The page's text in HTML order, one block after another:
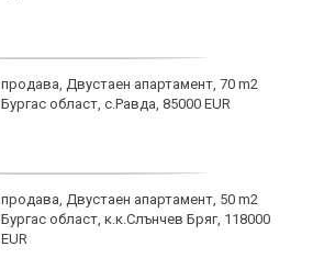
продава, Двустаен апартамент, 70 m2
Бургас област, с.Равда, 85000 EUR
продава, Двустаен апартамент, 50 m2
Бургас област, к.к.Слънчев Бряг, 118000
EUR